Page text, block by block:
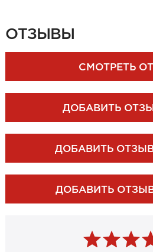
ОТЗЫВЫ
СМОТРЕТЬ
ДОБАВИТЬ
ДОБАВИТЬ ОТЗЫВ
ДОБАВИТЬ